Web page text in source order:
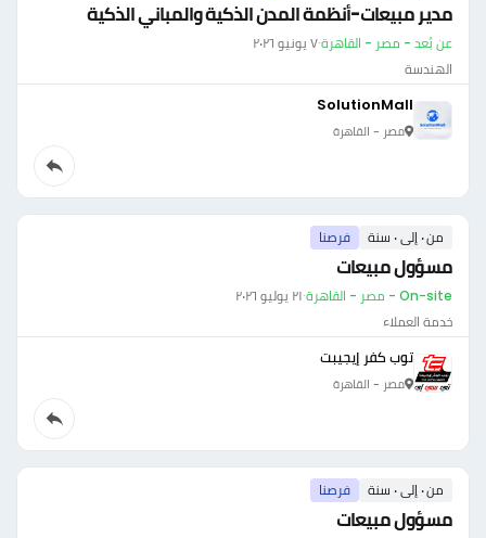
مدير مبيعات-أنظمة المدن الذكية والمباني الذكية
عن بُعد - مصر - القاهرة·٧ يونيو ٢٠٢٦
الهندسة
SolutionMall
مصر - القاهرة
من ٠ إلى ٠ سنة فرصنا
مسؤول مبيعات
On-site - مصر - القاهرة ·٢١ يوليو ٢٠٢٦
خدمة العملاء
توب كفر إيجيبت
مصر - القاهرة
من ٠ إلى ٠ سنة فرصنا
مسؤول مبيعات